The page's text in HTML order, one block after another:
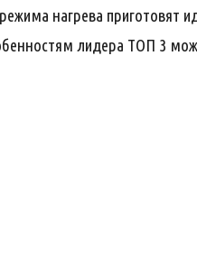
нагрева приготовят
лидера ТОП 3